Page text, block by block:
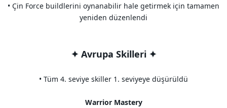
• Çin Force buildlerini oynanabilir hale getirmek için tamamen
yeniden düzenlendi
✦ Avrupa Skilleri ✦
• Tüm 4. seviye skiller 1. seviyeye düşürüldü
Warrior Mastery